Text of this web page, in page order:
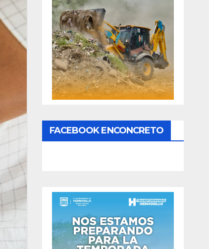
FACEBOOK ENCONCRETO